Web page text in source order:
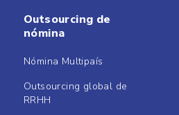
Outsourcing de
nómina
Nómina Multipaís
Outsourcing global de
RRHH